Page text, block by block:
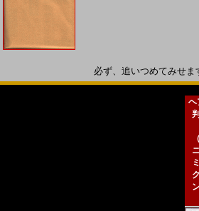
必ず、追いつめてみせ
ヘ